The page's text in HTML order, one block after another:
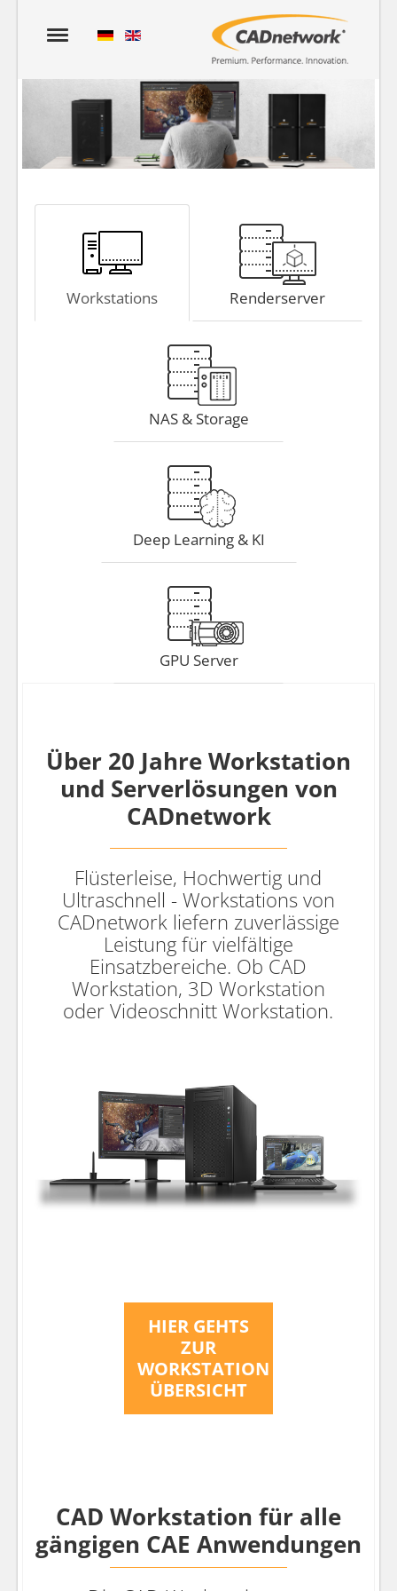
Workstations Renderserver
NAS & Storage
Deep Learning & KI
GPU Server
Über 20 Jahre Workstation
und Serverlösungen von
CADnetwork
Flüsterleise, Hochwertig und
Ultraschnell - Workstations von
CADnetwork liefern zuverlässige
Leistung für vielfältige
Einsatzbereiche. Ob CAD
Workstation, 3D Workstation
oder Videoschnitt Workstation.
HIER GEHTS
ZUR
WORKSTATION
ÜBERSICHT
CAD Workstation für alle
gängigen CAE Anwendungen